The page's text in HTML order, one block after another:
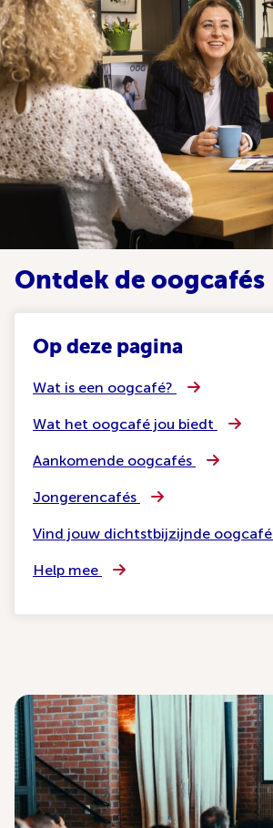
Ontdek de oogcafés
Op deze pagina
Wat is een oogcafé?
Wat het oogcafé jou biedt
Aankomende oogcafés
Jongerencafés
Vind jouw dichtstbijzijnde oogcafé
Help mee